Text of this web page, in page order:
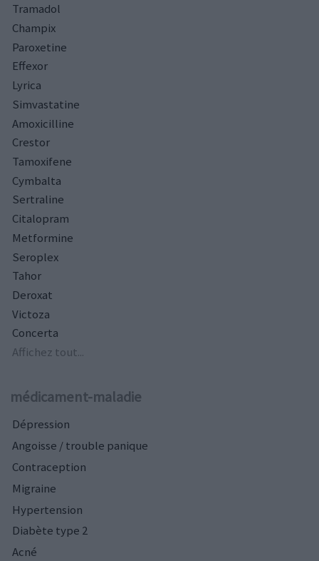
Tramadol
Champix
Paroxetine
Effexor
Lyrica
Simvastatine
Amoxicilline
Crestor
Tamoxifene
Cymbalta
Sertraline
Citalopram
Metformine
Seroplex
Tahor
Deroxat
Victoza
Concerta
Affichez tout...
médicament-maladie
Dépression
Angoisse / trouble panique
Contraception
Migraine
Hypertension
Diabète type 2
Acné